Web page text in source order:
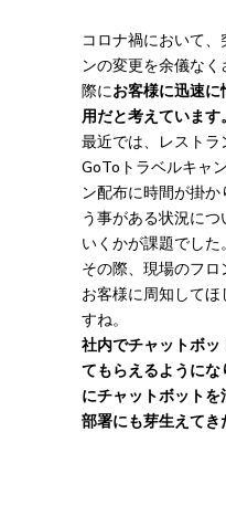
コロナ禍において
ンの変更を余儀な
際にお客様に迅速
用だと考えています。
最近では、レストラ
GoToトラベルキャ
ン配布に時間が掛
う事がある状況に
いくかが課題でした。
その際、現場のフ
お客様に周知して
すね。
社内でチャットボ
てもらえるように
にチャットボット
部署にも芽生えてき